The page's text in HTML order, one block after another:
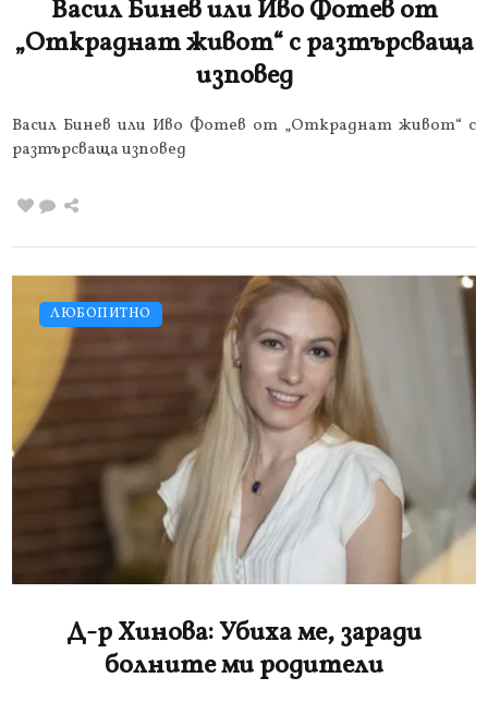
Васил Бинев или Иво Фотев от
„Откраднат живот“ с разтърсваща
изповед
Васил Бинев или Иво Фотев от „Откраднат живот“ с
разтърсваща изповед
ЛЮБОПИТНО
Д-р Хинова: Убиха ме, заради
болните ми родители